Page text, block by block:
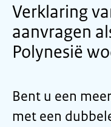
Verklaring
aanvragen
Polynesië
Bent u een
met een